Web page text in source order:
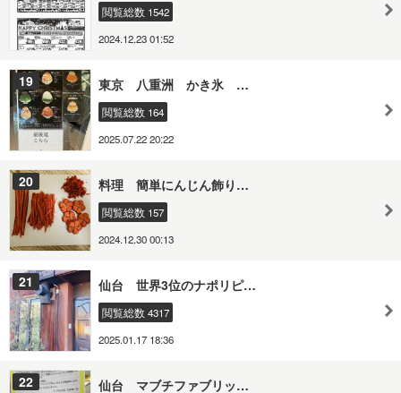
閲覧総数 1542
2024.12.23 01:52
19 東京 八重洲 かき氷 …
閲覧総数 164
2025.07.22 20:22
20 料理 簡単にんじん飾り…
閲覧総数 157
2024.12.30 00:13
21 仙台 世界3位のナポリピ…
閲覧総数 4317
2025.01.17 18:36
22 仙台 マブチファブリッ…